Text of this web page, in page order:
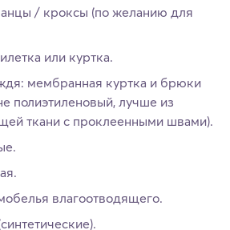
/ кроксы (по желанию для
или куртка.
мембранная куртка и брюки
полиэтиленовый, лучше из
ткани с проклеенными швами).
влагоотводящего.